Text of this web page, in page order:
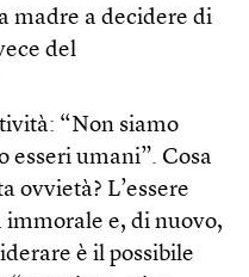
madre a decidere di
del
“Non siamo
esseri umani”. Cosa
ovvietà? L’essere
immorale e, di nuovo,
è il possibile